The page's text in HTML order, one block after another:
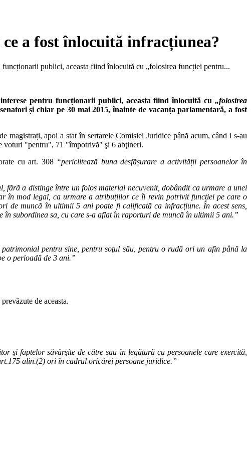
a fost înlocuită infracțiunea?
publici, aceasta fiind înlocuită cu „folosirea funcției pentru...
pentru funcționarii publici, aceasta fiind înlocuită cu„folosirea
și chiar pe 30 mai 2015, înainte de vacanța parlamentară, a fost
apoi a stat în sertarele Comisiei Juridice până acum, când i s-au
voturi "pentru", 71 "împotrivă" şi 6 abţineri.
cu art. 308 “periclitează buna desfășurare a activității persoanelor în
fără a distinge între un folos material necuvenit, dobândit ca urmare a unei
în mod legal, ca urmare a atribuțiilor ce îi revin potrivit funcției pe care o
de muncă în ultimii 5 ani poate fi calificată ca infracțiune. În acest sens,
subordinea sa, cu care s-a aflat în raporturi de muncă în ultimii 5 ani.”
pentru sine, pentru soţul său, pentru o rudă ori un afin până la
o perioadă de 3 ani.”
de aceasta.
şi faptelor săvârşite de către sau în legătură cu persoanele care exercită,
alin.(2) ori în cadrul oricărei persoane juridice.”